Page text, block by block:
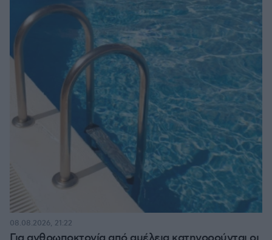
08.08.2026, 21:22